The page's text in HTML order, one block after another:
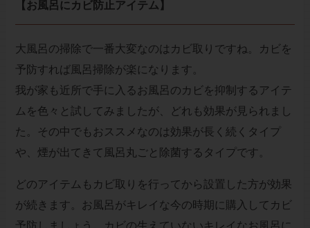
【お風呂にカビ防止アイテム】
大風呂の掃除で一番大変なのはカビ取りですね。カビを
予防すれば風呂掃除が楽になります。
我が家も近所で手に入るお風呂のカビを抑制するアイテ
ムを色々と試してみましたが、どれも効果が見られまし
た。その中でもおススメなのは効果が長く続くタイプ
や、煙が出てきて風呂丸ごと除菌するタイプです。
どのアイテムもカビ取りを行ってから設置した方が効果
が続きます。お風呂がキレイな今の時期に購入してカビ